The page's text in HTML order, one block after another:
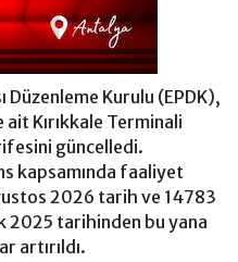
Düzenleme Kurulu (EPDK),
Kırıkkale Terminali
güncelledi.
kapsamında faaliyet
2026 tarih ve 14783
2025 tarihinden bu yana
artırıldı.